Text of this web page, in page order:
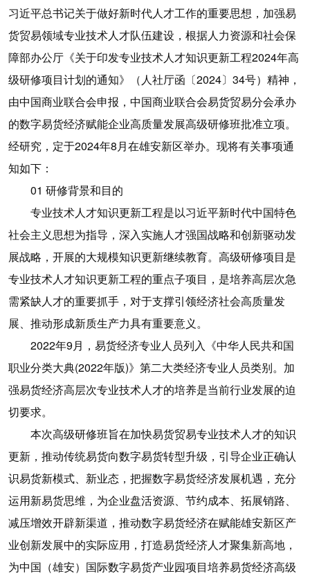
习近平总书记关于做好新时代人才工作的重要思想，加强易
货贸易领域专业技术人才队伍建设，根据人力资源和社会保
障部办公厅《关于印发专业技术人才知识更新工程2024年高
级研修项目计划的通知》（人社厅函〔2024〕34号）精神，
由中国商业联合会申报，中国商业联合会易货贸易分会承办
的数字易货经济赋能企业高质量发展高级研修班批准立项。
经研究，定于2024年8月在雄安新区举办。现将有关事项通
知如下：
01 研修背景和目的
专业技术人才知识更新工程是以习近平新时代中国特色
社会主义思想为指导，深入实施人才强国战略和创新驱动发
展战略，开展的大规模知识更新继续教育。高级研修项目是
专业技术人才知识更新工程的重点子项目，是培养高层次急
需紧缺人才的重要抓手，对于支撑引领经济社会高质量发
展、推动形成新质生产力具有重要意义。
2022年9月，易货经济专业人员列入《中华人民共和国
职业分类大典(2022年版)》第二大类经济专业人员类别。加
强易货经济高层次专业技术人才的培养是当前行业发展的迫
切要求。
本次高级研修班旨在加快易货贸易专业技术人才的知识
更新，推动传统易货向数字易货转型升级，引导企业正确认
识易货新模式、新业态，把握数字易货经济发展机遇，充分
运用新易货思维，为企业盘活资源、节约成本、拓展销路、
减压增效开辟新渠道，推动数字易货经济在赋能雄安新区产
业创新发展中的实际应用，打造易货经济人才聚集新高地，
为中国（雄安）国际数字易货产业园项目培养易货经济高级